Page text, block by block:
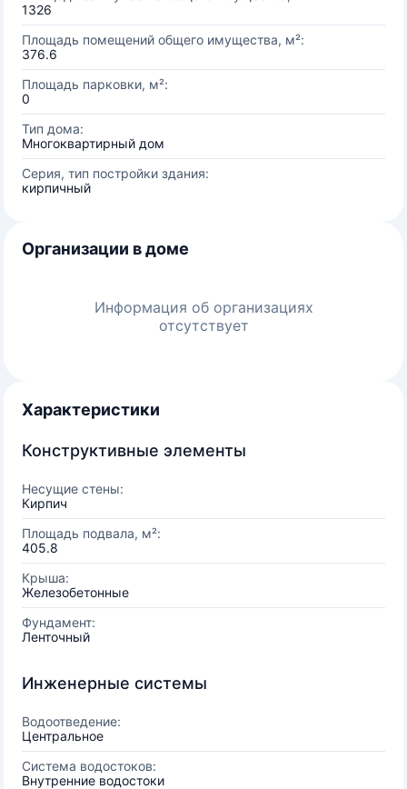
1326
Площадь помещений общего имущества, м²:
376.6
Площадь парковки, м²:
0
Тип дома:
Многоквартирный дом
Серия, тип постройки здания:
кирпичный
Организации в доме
Информация об организациях
отсутствует
Характеристики
Конструктивные элементы
Несущие стены:
Кирпич
Площадь подвала, м²:
405.8
Крыша:
Железобетонные
Фундамент:
Ленточный
Инженерные системы
Водоотведение:
Центральное
Система водостоков:
Внутренние водостоки